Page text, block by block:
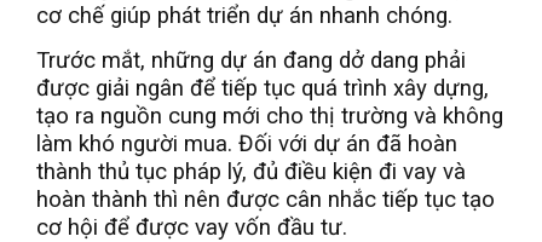
cơ chế giúp phát triển dự án nhanh chóng.
Trước mắt, những dự án đang dở dang phải
được giải ngân để tiếp tục quá trình xây dựng,
tạo ra nguồn cung mới cho thị trường và không
làm khó người mua. Đối với dự án đã hoàn
thành thủ tục pháp lý, đủ điều kiện đi vay và
hoàn thành thì nên được cân nhắc tiếp tục tạo
cơ hội để được vay vốn đầu tư.